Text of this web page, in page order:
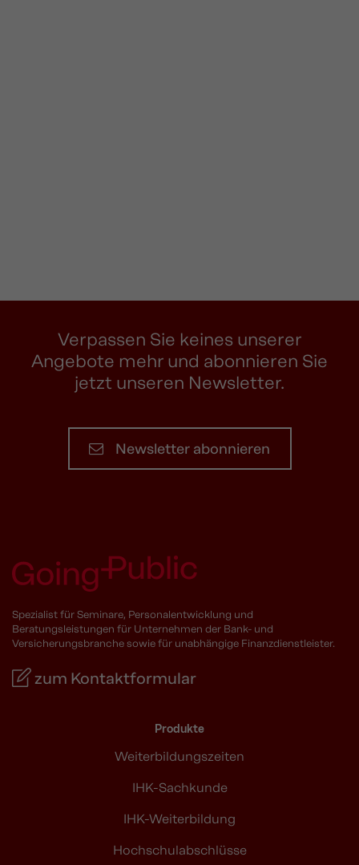
Verpassen Sie keines unserer
Angebote mehr und abonnieren Sie
jetzt unseren Newsletter.
Newsletter abonnieren
Spezialist für Seminare, Personalentwicklung und
Beratungsleistungen für Unternehmen der Bank- und
Versicherungsbranche sowie für unabhängige Finanzdienstleister.
zum Kontaktformular
Produkte
Weiterbildungszeiten
IHK-Sachkunde
IHK-Weiterbildung
Hochschulabschlüsse